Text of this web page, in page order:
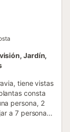
Jardín,
tiene vistas
consta
persona, 2
a 7 personas.